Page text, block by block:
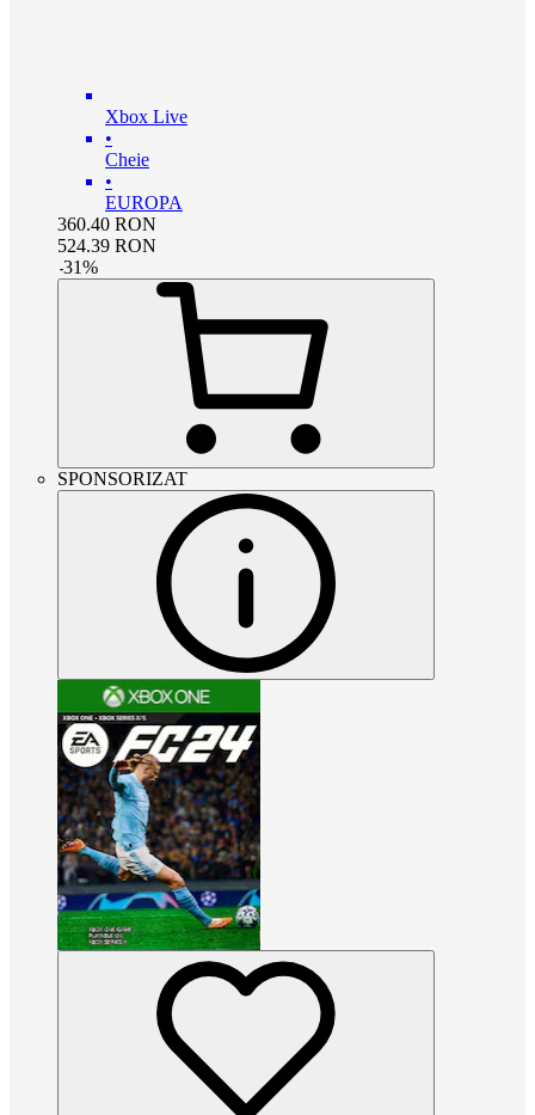
Xbox Live
•
Cheie
•
EUROPA
360.40 RON
524.39 RON
-31%
SPONSORIZAT